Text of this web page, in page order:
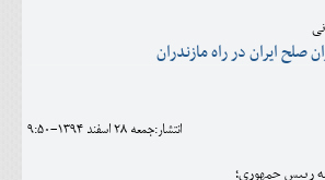
صلح ایران در راه مازندران
انتشار:جمعه 28 اسفند 1394-9:50
رییس جمهوری؛